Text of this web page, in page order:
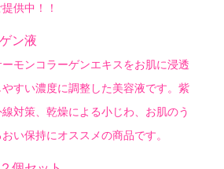
提供中！！
ン液
ーモンコラーゲンエキスをお肌に浸透
やすい濃度に調整した美容液です。紫
線対策、乾燥による小じわ、お肌のう
おい保持にオススメの商品です。